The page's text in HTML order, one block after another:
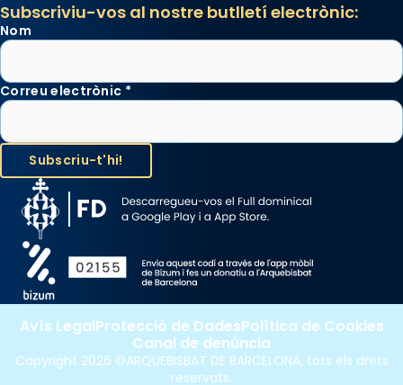
Subscriviu-vos al nostre butlletí electrònic:
Nom
Correu electrònic *
Copyright 2026 ©ARQUEBISBAT DE BARCELONA, tots els drets
reservats.
Avís LegalProtecció de DadesPolítica de Cookies
Canal de denúncia